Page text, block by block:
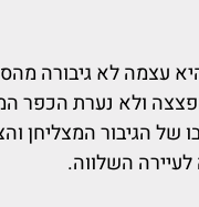
עצמה לא גיבורה
ולא נערת הכפר
של הגיבור המצליחן
השלווה.